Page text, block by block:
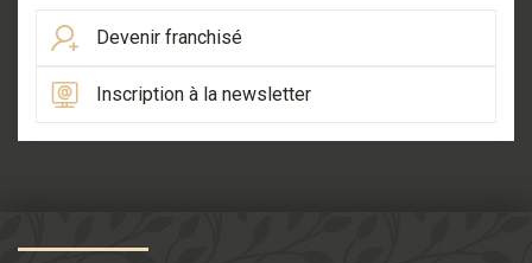
Devenir franchisé
Inscription à la newsletter